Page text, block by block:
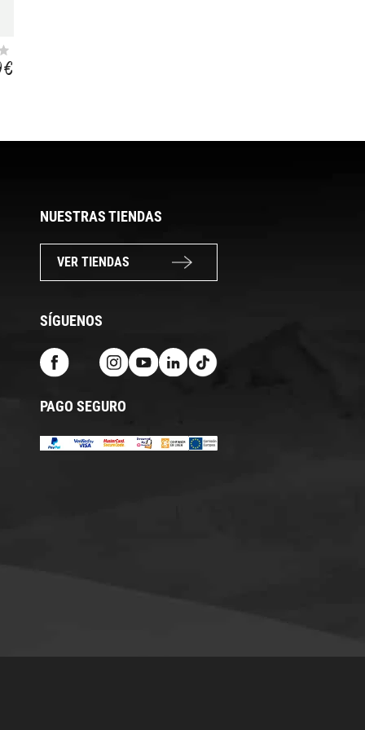
€
NUESTRAS TIENDAS
VER TIENDAS
SÍGUENOS
PAGO SEGURO